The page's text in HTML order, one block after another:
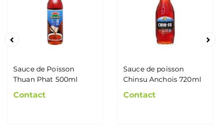
Sauce de Poisson
Thuan Phat 500ml
Contact
Sauce de poisson
Chinsu Anchois 720ml
Contact